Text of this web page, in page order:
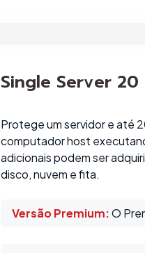
Single Server 20
Protege um servidor e até
computador host
adicionais podem ser
disco, nuvem e fita.
Versão Premium:O